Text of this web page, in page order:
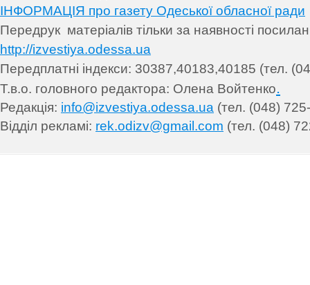
ІНФОРМАЦІЯ про газету Одеської обласної ради
Передрук матеріалів тільки за наявності
http://izvestiya.odessa.ua
Передплатні індекси: 30387,40183,40185 (тел.
Т.в.о. головного редактора: Олена Войтенко.
Редакція: info@izvestiya.odessa.ua (тел. (048)
Відділ рекламі: rek.odizv@gmail.com (тел. (048)